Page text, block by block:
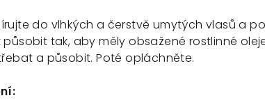
do vlhkých a čerstvě umytých vlasů a
působit tak, aby měly obsažené rostlinné
a působit. Poté opláchněte.